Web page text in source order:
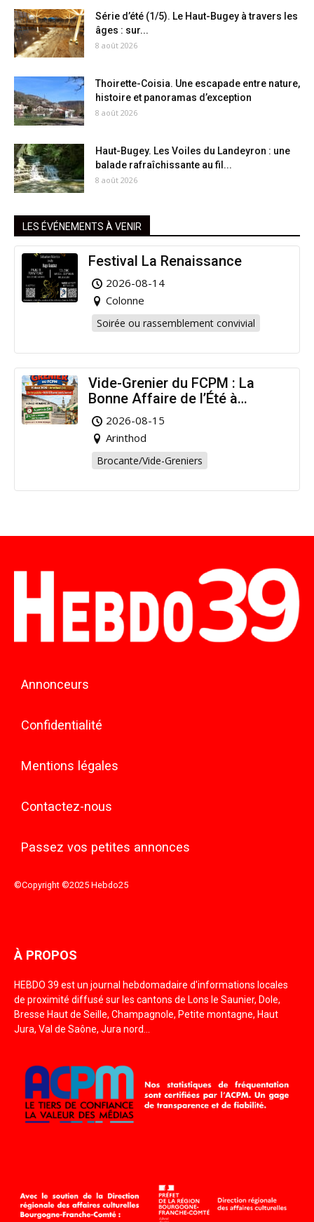
Série d’été (1/5). Le Haut-Bugey à travers les
âges : sur...
8 août 2026
Thoirette-Coisia. Une escapade entre nature,
histoire et panoramas d’exception
8 août 2026
Haut-Bugey. Les Voiles du Landeyron : une
balade rafraîchissante au fil...
8 août 2026
LES ÉVÉNEMENTS À VENIR
Festival La Renaissance
2026-08-14
Colonne
Soirée ou rassemblement convivial
Vide-Grenier du FCPM : La
Bonne Affaire de l’Été à
Arinthod !
2026-08-15
Arinthod
Brocante/Vide-Greniers